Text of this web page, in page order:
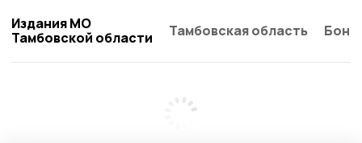
Издания МО
Тамбовской области
Тамбовская область